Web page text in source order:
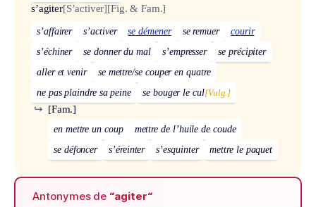
s’agiter[S’activer][Fig. & Fam.]
s’affairer s’activer se démener se remuer
courir
s’échiner
se donner du mal s’empresser
se précipiter
aller et venir
se mettre/se couper en quatre
ne pas plaindre sa peine
se bouger le cul[Vulg.]
[Fam.]
↪
en mettre un coup
mettre de l’huile de coude
se défoncer
s’éreinter s’esquinter mettre le paquet
Antonymes de “agiter“